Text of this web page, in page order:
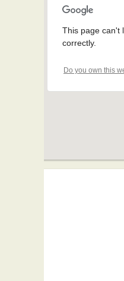
This page can't
correctly.
Do you own this